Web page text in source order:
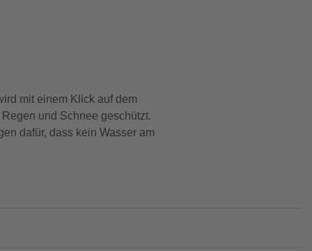
mit einem Klick auf dem
und Schnee geschützt.
dafür, dass kein Wasser am